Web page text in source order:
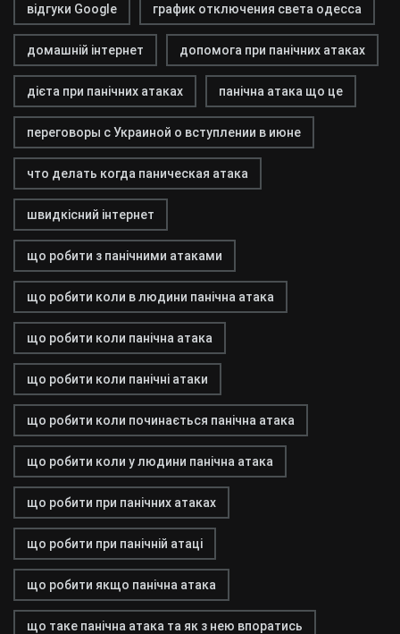
відгуки Google график отключения света одесса
домашній інтернет допомога при панічних атаках
дієта при панічних атаках панічна атака що це
переговоры с Украиной о вступлении в июне
что делать когда паническая атака
швидкісний інтернет
що робити з панічними атаками
що робити коли в людини панічна атака
що робити коли панічна атака
що робити коли панічні атаки
що робити коли починається панічна атака
що робити коли у людини панічна атака
що робити при панічних атаках
що робити при панічній атаці
що робити якщо панічна атака
що таке панічна атака та як з нею впоратись